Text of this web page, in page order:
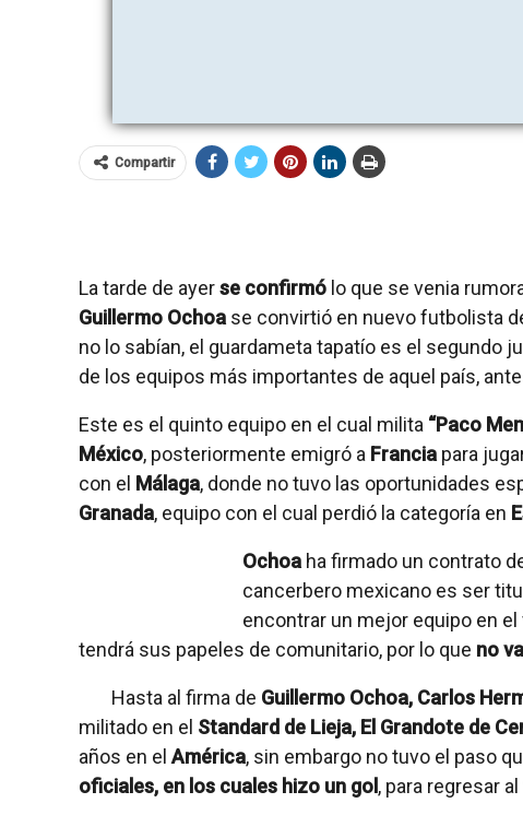
Compartir
La tarde de ayerse confirmó lo que se venia
Guillermo Ochoa se convirtió en nuevo futbolista
no lo sabían, el guardameta tapatío es el segundo
de los equipos más importantes de aquel país,
Este es el quinto equipo en el cual milita “Paco
México, posteriormente emigró a Francia para
con el Málaga, donde no tuvo las oportunidades
Granada, equipo con el cual perdió la categoría en
Ochoa ha firmado un contrato
cancerbero mexicano es ser
encontrar un mejor equipo en
tendrá sus papeles de comunitario, por lo que no
Hasta al firma de Guillermo Ochoa, Carlos
militado en el Standard de Lieja, El Grandote de
años en el América, sin embargo no tuvo el paso
oficiales, en los cuales hizo un gol, para regresar al